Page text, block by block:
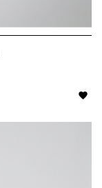
